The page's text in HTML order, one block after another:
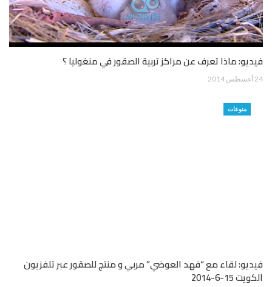
فيديو: ماذا تعرف عن مراكز تربية الصقور في منغوليا ؟
24 أغسطس 2014
منوعات
فيديو: لقاء مع “فهد العوضي” مربي و منتج للصقور عبر تلفزيون
الكويت 15-6-2014